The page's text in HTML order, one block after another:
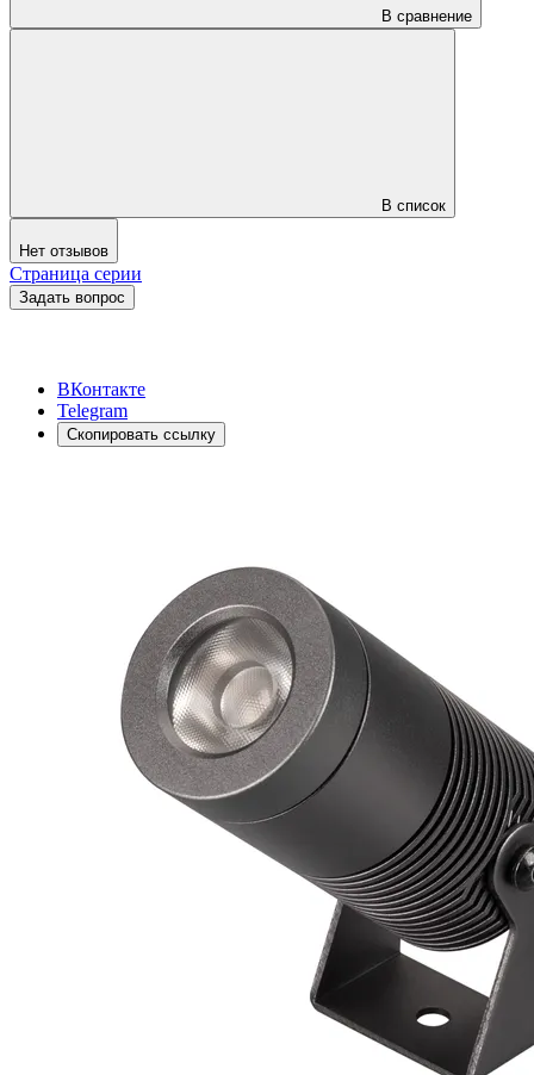
В сравнение
В список
Нет отзывов
Страница серии
Задать вопрос
ВКонтакте
Telegram
Скопировать ссылку